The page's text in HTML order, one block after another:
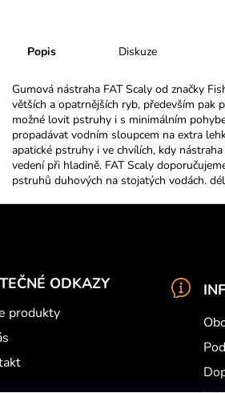
Popis Diskuze
Gumová nástraha FAT Scaly od značky
větších a opatrnějších ryb, především pak
možné lovit pstruhy i s minimálním
propadávat vodním sloupcem na extra
apatické pstruhy i ve chvílích, kdy
vedení při hladině. FAT Scaly
pstruhů duhových na stojatých vodách.
ODKAZY
produkty